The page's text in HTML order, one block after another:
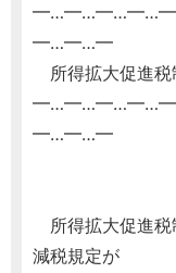
━…━…━
所得拡大促進税
━…━…━
所得拡大促進税
減税規定が